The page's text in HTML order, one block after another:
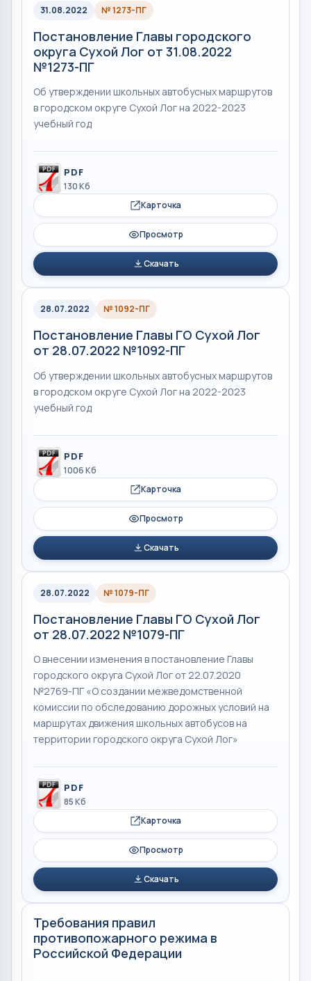
31.08.2022 № 1273-ПГ
Постановление Главы городского
округа Сухой Лог от 31.08.2022
№1273-ПГ
Об утверждении школьных автобусных маршрутов
в городском округе Сухой Лог на 2022-2023
учебный год
PDF
130 Кб
Карточка
Просмотр
Скачать
28.07.2022 № 1092-ПГ
Постановление Главы ГО Сухой Лог
от 28.07.2022 №1092-ПГ
Об утверждении школьных автобусных маршрутов
в городском округе Сухой Лог на 2022-2023
учебный год
PDF
1006 Кб
Карточка
Просмотр
Скачать
28.07.2022 № 1079-ПГ
Постановление Главы ГО Сухой Лог
от 28.07.2022 №1079-ПГ
О внесении изменения в постановление Главы
городского округа Сухой Лог от 22.07.2020
№2769-ПГ «О создании межведомственной
комиссии по обследованию дорожных условий на
маршрутах движения школьных автобусов на
территории городского округа Сухой Лог»
PDF
85 Кб
Карточка
Просмотр
Скачать
Требования правил
противопожарного режима в
Российской Федерации